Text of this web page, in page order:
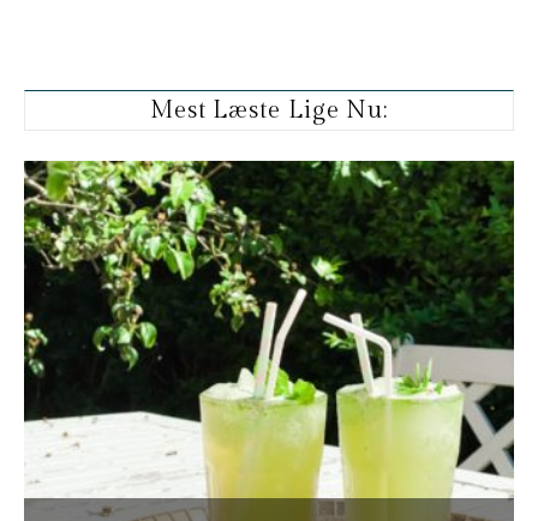
Mest Læste Lige Nu: